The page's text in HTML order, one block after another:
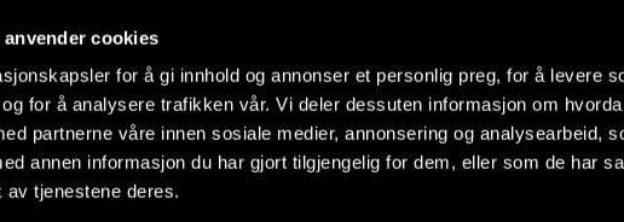
cookies
for å gi innhold og annonser et personlig preg, for å levere
for å analysere trafikken vår. Vi deler dessuten informasjon om
partnerne våre innen sosiale medier, annonsering og analysearbeid,
annen informasjon du har gjort tilgjengelig for dem, eller som de har
av tjenestene deres.